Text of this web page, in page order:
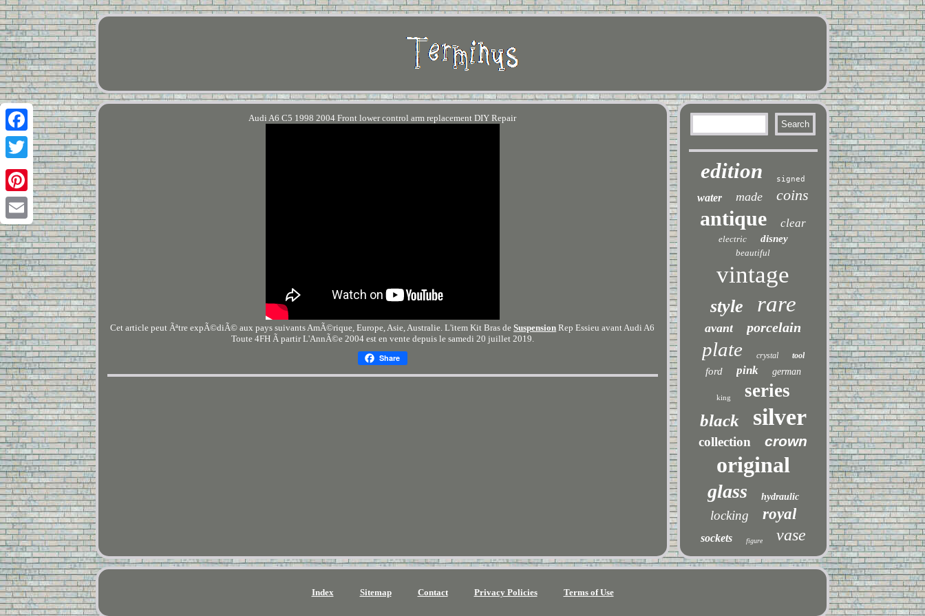
Facebook
Twitter
Pinterest
Email
Audi A6 C5 1998 2004 Front lower control arm replacement DIY Repair
Cet article peut Ãªtre expÃ©diÃ© aux pays suivants AmÃ©rique, Europe, Asie, Australie. L'item Kit Bras deSuspension Rep Essieu avant Audi A6
Toute 4FH Ã partir L'AnnÃ©e 2004 est en vente depuis le samedi 20 juillet 2019.
Share
edition signed
water made coins
antique clear
electric disney
beautiful
vintage
style rare
avant porcelain
plate crystal tool
ford pink german
king series
black silver
collection crown
original
glass hydraulic
locking royal
sockets figure vase
Index Sitemap Contact Privacy Policies Terms of Use